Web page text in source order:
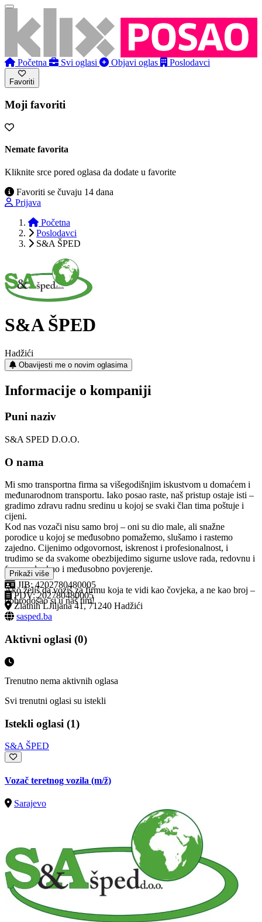
Početna Svi oglasi Objavi oglas Poslodavci
Favoriti
Moji favoriti
Nemate favorita
Kliknite srce pored oglasa da dodate u favorite
Favoriti se čuvaju 14 dana
Prijava
Početna
Poslodavci
S&A ŠPED
S&A ŠPED
Hadžići
Obavijesti me o novim oglasima
Informacije o kompaniji
Puni naziv
S&A SPED D.O.O.
O nama
Mi smo transportna firma sa višegodišnjim iskustvom u domaćem i
međunarodnom transportu. Iako posao raste, naš pristup ostaje isti –
gradimo zdravu radnu sredinu u kojoj se svaki član tima poštuje i
cijeni.
Kod nas vozači nisu samo broj – oni su dio male, ali snažne
porodice u kojoj se međusobno pomažemo, slušamo i rastemo
zajedno. Cijenimo odgovornost, iskrenost i profesionalnost, i
trudimo se da svakome obezbijedimo sigurne uslove rada, redovnu i
fer zaradu, kao i međusobno povjerenje.
Ako želiš da voziš za firmu koja te vidi kao čovjeka, a ne kao broj –
dobrodošao si u naš tim!
Prikaži više
JIB: 4202780480005
PDV: 202780480005
Zlatnih LJiljana 41, 71240 Hadžići
sasped.ba
Aktivni oglasi (0)
Trenutno nema aktivnih oglasa
Svi trenutni oglasi su istekli
Istekli oglasi (1)
S&A ŠPED
Vozač teretnog vozila (m/ž)
Sarajevo